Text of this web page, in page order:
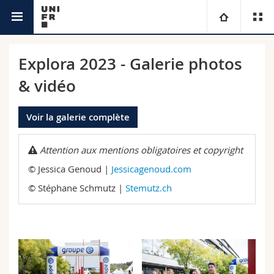
Etudes
Campus
Recherche
Université
Facultés
Théologie
Droit
Sciences économiques et sociales et management
Sciences de l'éducation et de la formation
Vous êtes
Futurs étudiants
Etudiants
Chercheurs
Ressources
Annuaire du personnel
Bibliothèques
Explora 2023 - Galerie photos
& vidéo
Voir la galerie complète
Attention aux mentions obligatoires et copyright
© Jessica Genoud | Jessicagenoud.com
© Stéphane Schmutz | Stemutz.ch